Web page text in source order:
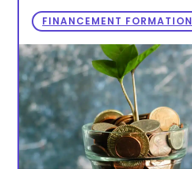
FINANCEMENT FORMATION